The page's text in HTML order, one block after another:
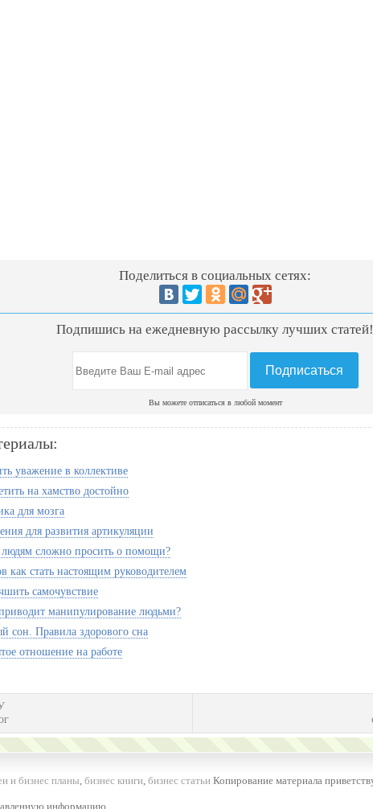
Поделиться в социальных сетях:
Подпишись на ежедневную рассылку лучших
Вы можете отписаться в любой момент
уважение в коллективе
на хамство достойно
для мозга
для развития артикуляции
сложно просить о помощи?
как стать настоящим руководителем
самочувствие
манипулирование людьми?
сон. Правила здорового сна
отношение на работе
и бизнес планы, бизнес книги, бизнес статьиКопирование материала
информацию.